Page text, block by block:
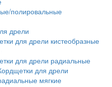
полировальные
дрели
для дрели кистеобразные
для дрели радиальные
для дрели
мягкие